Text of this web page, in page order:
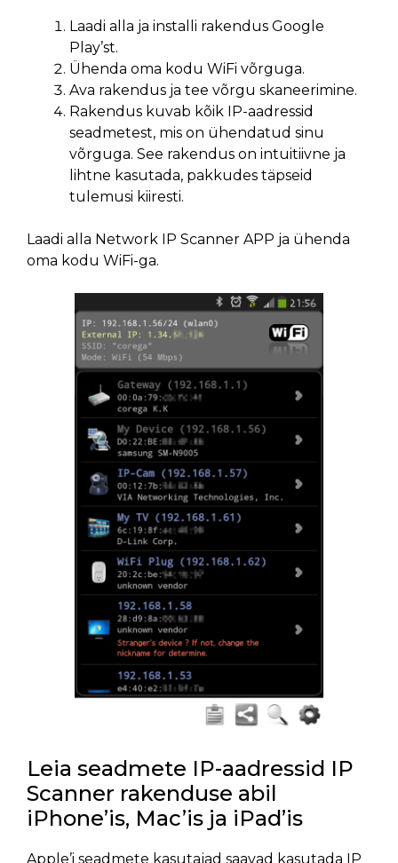
Laadi alla ja installi rakendus Google
Play’st.
Ühenda oma kodu WiFi võrguga.
Ava rakendus ja tee võrgu skaneerimine.
Rakendus kuvab kõik IP-aadressid
seadmetest, mis on ühendatud sinu
võrguga. See rakendus on intuitiivne ja
lihtne kasutada, pakkudes täpseid
tulemusi kiiresti.
Laadi alla Network IP Scanner APP ja ühenda
oma kodu WiFi-ga.
Leia seadmete IP-aadressid IP
Scanner rakenduse abil
iPhone’is, Mac’is ja iPad’is
Apple’i seadmete kasutajad saavad kasutada IP